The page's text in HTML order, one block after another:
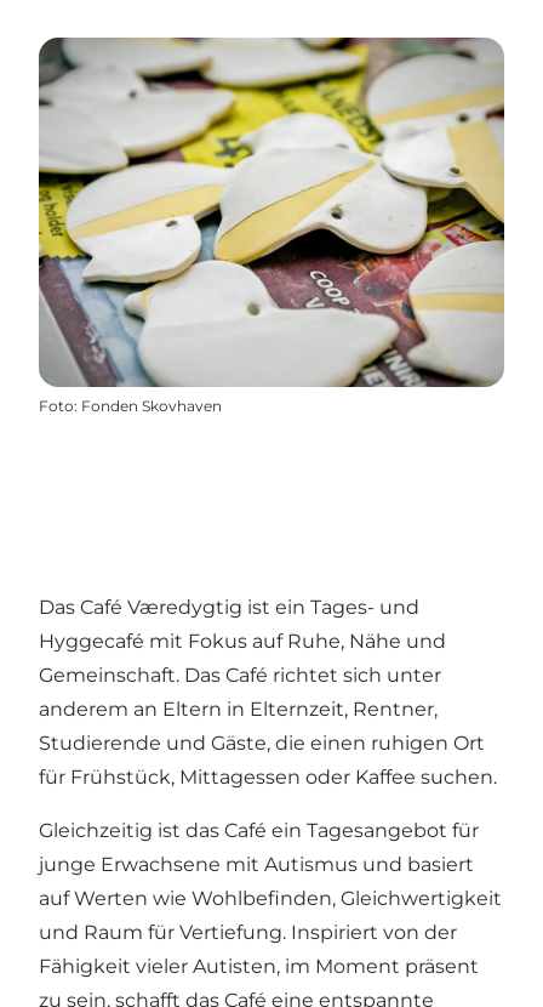
Foto: Fonden Skovhaven
Das Café Væredygtig ist ein Tages- und
Hyggecafé mit Fokus auf Ruhe, Nähe und
Gemeinschaft. Das Café richtet sich unter
anderem an Eltern in Elternzeit, Rentner,
Studierende und Gäste, die einen ruhigen Ort
für Frühstück, Mittagessen oder Kaffee suchen.
Gleichzeitig ist das Café ein Tagesangebot für
junge Erwachsene mit Autismus und basiert
auf Werten wie Wohlbefinden, Gleichwertigkeit
und Raum für Vertiefung. Inspiriert von der
Fähigkeit vieler Autisten, im Moment präsent
zu sein, schafft das Café eine entspannte